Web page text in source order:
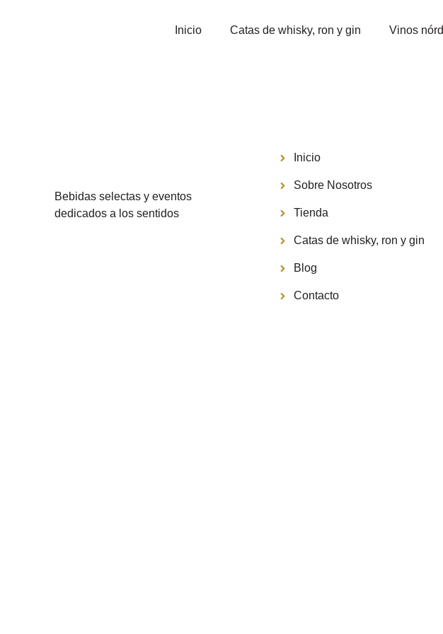
Inicio Catas de whisky, ron y gin Vinos
Bebidas selectas y eventos
dedicados a los sentidos
Inicio
Sobre Nosotros
Tienda
Catas de whisky, ron y gin
Blog
Contacto